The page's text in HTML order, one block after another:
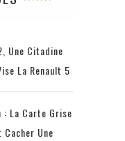
Une Citadine
La Renault 5
: La Carte Grise
Une